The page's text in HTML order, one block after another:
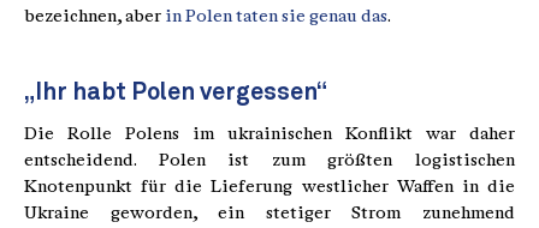
bezeichnen, aber in Polen taten sie genau das.
„Ihr habt Polen vergessen“
Die Rolle Polens im ukrainischen Konflikt war daher
entscheidend. Polen ist zum größten logistischen
Knotenpunkt für die Lieferung westlicher Waffen in die
Ukraine geworden, ein stetiger Strom zunehmend